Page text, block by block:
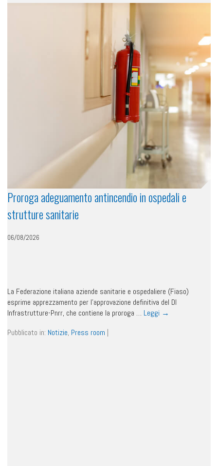
Proroga adeguamento antincendio in ospedali e
strutture sanitarie
06/08/2026
La Federazione italiana aziende sanitarie e ospedaliere (Fiaso)
esprime apprezzamento per l’approvazione definitiva del Dl
Infrastrutture-Pnrr, che contiene la proroga … Leggi →
Pubblicato in: Notizie, Press room |